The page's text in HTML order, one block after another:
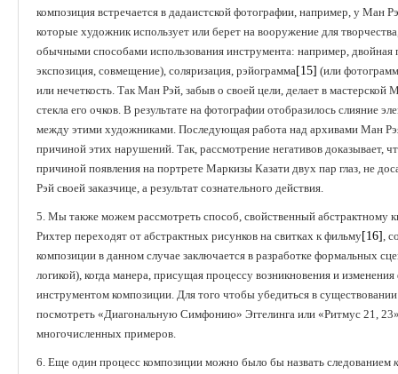
композиция встречается в дадаистской фотографии, например, у Ман
которые художник использует или берет на вооружение для
обычными способами использования инструмента: например, двойная
экспозиция, совмещение), соляризация, рэйограмма[15] (или
или нечеткость. Так Ман Рэй, забыв о своей цели, делает в
стекла его очков. В результате на фотографии отобразилось
между этими художниками. Последующая работа над архивами Ман
причиной этих нарушений. Так, рассмотрение негативов доказывает,
причиной появления на портрете Маркизы Казати двух пар глаз, не
Рэй своей заказчице, а результат сознательного действия.
5. Мы также можем рассмотреть способ, свойственный абстрактному
Рихтер переходят от абстрактных рисунков на свитках к фильму[16],
композиции в данном случае заключается в разработке формальных
логикой), когда манера, присущая процессу возникновения и
инструментом композиции. Для того чтобы убедиться в
посмотреть «Диагональную Симфонию» Эггелинга или «Ритмус 21,
многочисленных примеров.
6. Еще один процесс композиции можно было бы назвать следованием